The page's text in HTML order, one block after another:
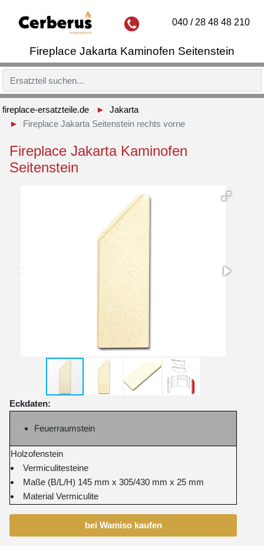
Fireplace Jakarta Kaminofen Seitenstein
040 / 28 48 48 210
fireplace-ersatzteile.de
Jakarta
Fireplace Jakarta Seitenstein rechts vorne
Fireplace Jakarta Kaminofen
Seitenstein
Eckdaten:
Feuerraumstein
Holzofenstein
Vermiculitesteine
Maße (B/L/H) 145 mm x 305/430 mm x 25 mm
Material Vermiculite
bei Wamiso kaufen